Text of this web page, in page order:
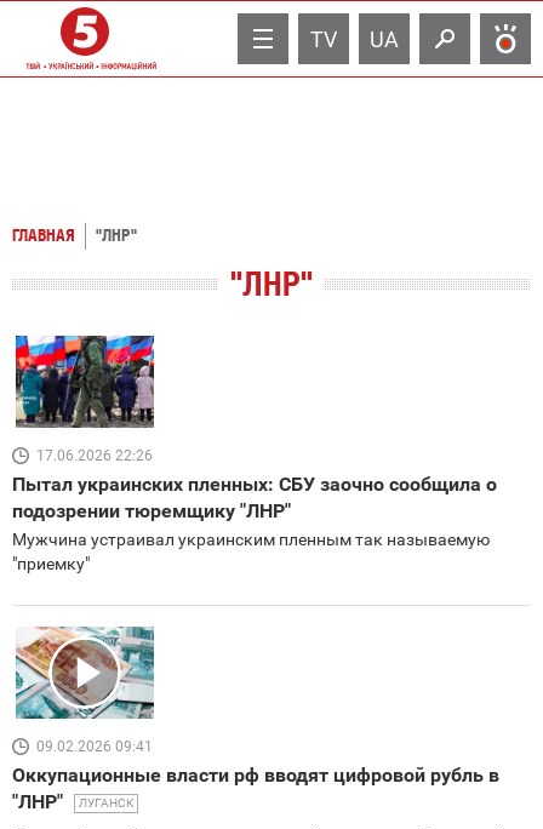
TV UA
ГЛАВНАЯ "ЛНР"
"ЛНР"
17.06.2026 22:26
Пытал украинских пленных: СБУ заочно сообщила о
подозрении тюремщику "ЛНР"
Мужчина устраивал украинским пленным так называемую
"приемку"
09.02.2026 09:41
Оккупационные власти рф вводят цифровой рубль в
"ЛНР"
ЛУГАНСК